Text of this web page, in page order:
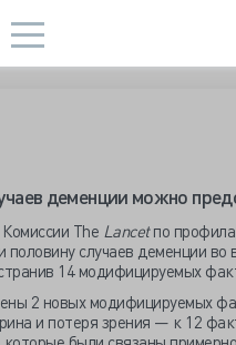
деменции можно
The Lancetпо
половину случаев деменции
14 модифицируемых
2 новых модифицируемых
и потеря зрения — к 12